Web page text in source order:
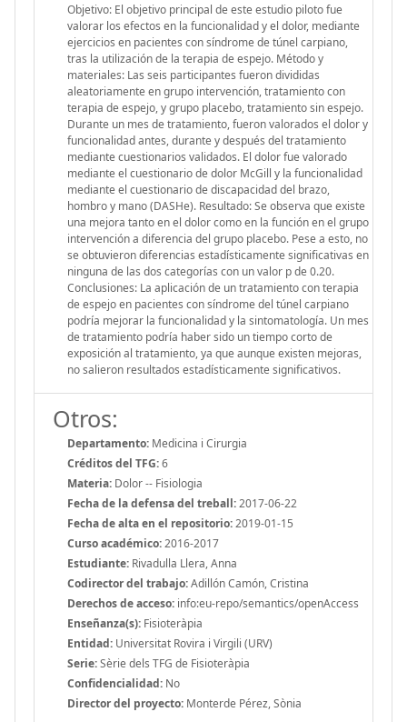
Objetivo: El objetivo principal de este estudio piloto fue
valorar los efectos en la funcionalidad y el dolor, mediante
ejercicios en pacientes con síndrome de túnel carpiano,
tras la utilización de la terapia de espejo. Método y
materiales: Las seis participantes fueron divididas
aleatoriamente en grupo intervención, tratamiento con
terapia de espejo, y grupo placebo, tratamiento sin espejo.
Durante un mes de tratamiento, fueron valorados el dolor y
funcionalidad antes, durante y después del tratamiento
mediante cuestionarios validados. El dolor fue valorado
mediante el cuestionario de dolor McGill y la funcionalidad
mediante el cuestionario de discapacidad del brazo,
hombro y mano (DASHe). Resultado: Se observa que existe
una mejora tanto en el dolor como en la función en el grupo
intervención a diferencia del grupo placebo. Pese a esto, no
se obtuvieron diferencias estadísticamente significativas en
ninguna de las dos categorías con un valor p de 0.20.
Conclusiones: La aplicación de un tratamiento con terapia
de espejo en pacientes con síndrome del túnel carpiano
podría mejorar la funcionalidad y la sintomatología. Un mes
de tratamiento podría haber sido un tiempo corto de
exposición al tratamiento, ya que aunque existen mejoras,
no salieron resultados estadísticamente significativos.
Otros:
Departamento: Medicina i Cirurgia
Créditos del TFG:6
Materia: Dolor -- Fisiologia
Fecha de la defensa del treball:2017-06-22
Fecha de alta en el repositorio:2019-01-15
Curso académico:2016-2017
Estudiante: Rivadulla Llera, Anna
Codirector del trabajo:Adillón Camón, Cristina
Derechos de acceso: info:eu-repo/semantics/openAccess
Enseñanza(s): Fisioteràpia
Entidad: Universitat Rovira i Virgili (URV)
Serie:Sèrie dels TFG de Fisioteràpia
Confidencialidad: No
Director del proyecto: Monterde Pérez, Sònia